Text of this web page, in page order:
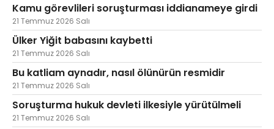
Kamu görevlileri soruşturması iddianameye girdi
21 Temmuz 2026 Salı
Ülker Yiğit babasını kaybetti
21 Temmuz 2026 Salı
Bu katliam aynadır, nasıl ölünürün resmidir
21 Temmuz 2026 Salı
Soruşturma hukuk devleti ilkesiyle yürütülmeli
21 Temmuz 2026 Salı